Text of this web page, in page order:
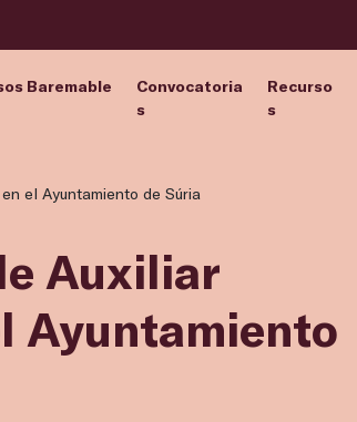
Baremable
Convocatoria
s
Recurso
s
el Ayuntamiento de Súria
Auxiliar
Ayuntamiento